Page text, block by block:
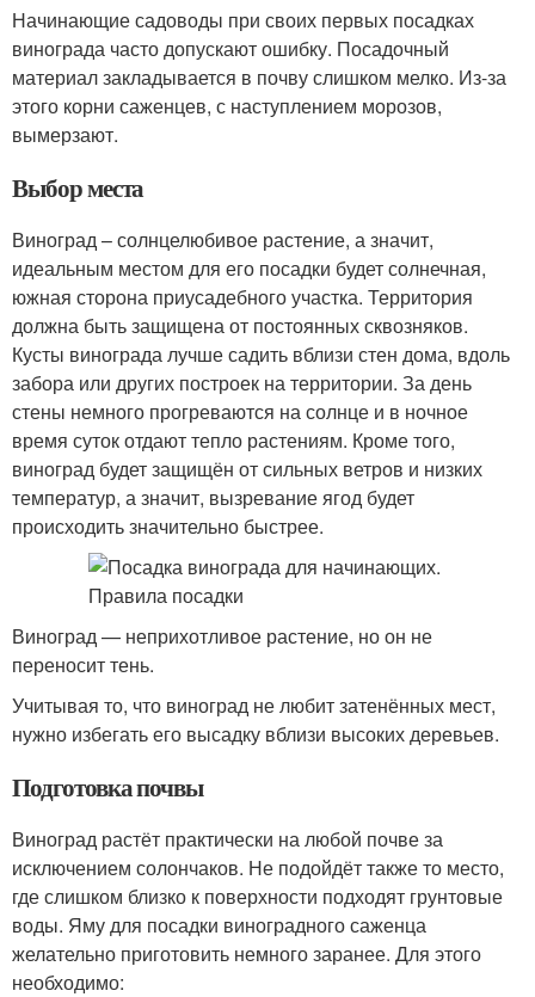
Начинающие садоводы при своих первых посадках
винограда часто допускают ошибку. Посадочный
материал закладывается в почву слишком мелко. Из-за
этого корни саженцев, с наступлением морозов,
вымерзают.
Выбор места
Виноград – солнцелюбивое растение, а значит,
идеальным местом для его посадки будет солнечная,
южная сторона приусадебного участка. Территория
должна быть защищена от постоянных сквозняков.
Кусты винограда лучше садить вблизи стен дома, вдоль
забора или других построек на территории. За день
стены немного прогреваются на солнце и в ночное
время суток отдают тепло растениям. Кроме того,
виноград будет защищён от сильных ветров и низких
температур, а значит, вызревание ягод будет
происходить значительно быстрее.
Виноград — неприхотливое растение, но он не
переносит тень.
Учитывая то, что виноград не любит затенённых мест,
нужно избегать его высадку вблизи высоких деревьев.
Подготовка почвы
Виноград растёт практически на любой почве за
исключением солончаков. Не подойдёт также то место,
где слишком близко к поверхности подходят грунтовые
воды. Яму для посадки виноградного саженца
желательно приготовить немного заранее. Для этого
необходимо: